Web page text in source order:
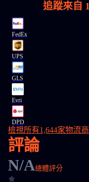
追蹤來自
FedEx
UPS
GLS
Evri
DPD
檢視所有1,644家物流商
評論
N/A總體評分